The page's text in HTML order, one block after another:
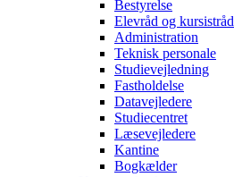
Bestyrelse
Elevråd og kursistråd
Administration
Teknisk personale
Studievejledning
Fastholdelse
Datavejledere
Studiecentret
Læsevejledere
Kantine
Bogkælder